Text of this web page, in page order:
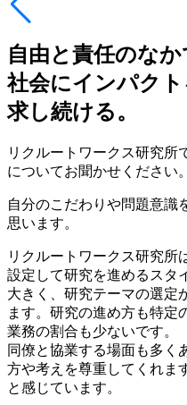
自由と責任のなか
社会にインパク
求し続ける。
リクルートワークス研究所
についてお聞かせください。
自分のこだわりや問題意識
思います。
リクルートワークス研究所
設定して研究を進めるスタ
大きく、研究テーマの選定
ます。研究の進め方も特定
業務の割合も少ないです。
同僚と協業する場面も多く
方や考えを尊重してくれま
と感じています。